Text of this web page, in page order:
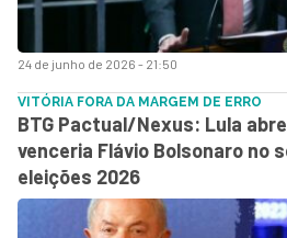
24 de junho de 2026 - 21:50
VITÓRIA FORA DA MARGEM DE ERRO
BTG Pactual/Nexus: Lula
venceria Flávio Bolsonaro no
eleições 2026